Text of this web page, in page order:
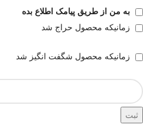
به من از طریق پیامک اطلاع بده
زمانیکه محصول حراج شد
زمانیکه محصول شگفت انگیز شد
ثبت